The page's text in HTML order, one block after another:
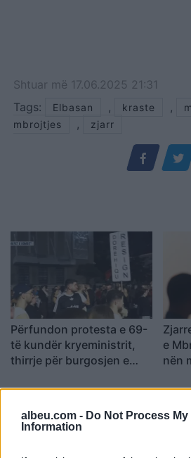
albeu.com - Do Not Process My
Information
Shtuar më 17.06.2025 21:31
Tags:
Elbasan , kraste ,
mbrojtjes
, zjarr
Përfundon protesta e 69-
të kundër kryeministrit,
thirrje për burgosjen e
“Nesër do të jemi më
e
nën